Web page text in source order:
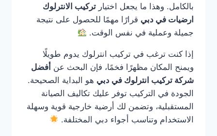
بالكامل. وهذا ما يجعل اختيار تركيب الانترلوك
ارضيات في دبي قرارًا مهمًا للحصول على نتيجة
جميلة وعملية في نفس الوقت.
إذا كنت ترغب في تركيب انترلوك يدوم طويلًا
ويمنح المكان مظهرًا فخمًا، فإن البحث عن أفضل
شركة تركيب انترلوك في دبي هو البداية الصحيحة.
الجودة في التركيب توفر عليك تكاليف الصيانة
المستقبلية، وتضمن لك أرضية خارجية قوية وسهلة
الاستخدام وتناسب أجواء دبي المختلفة.